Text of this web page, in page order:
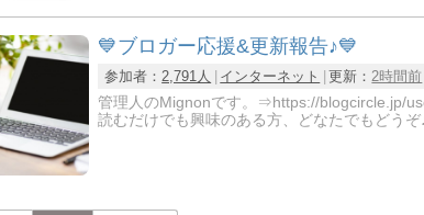
💙ブロガー応援&更新報告♪💙
参加者：2,791人 インターネット 更新：2時間前
管理人のMignonです。⇒https://blogcircle.jp/
読むだけでも興味のある方、どなたでもどう